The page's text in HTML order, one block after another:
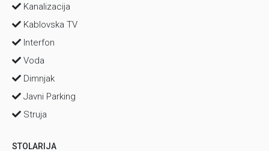
Kanalizacija
Kablovska TV
Interfon
Voda
Dimnjak
Javni Parking
Struja
STOLARIJA